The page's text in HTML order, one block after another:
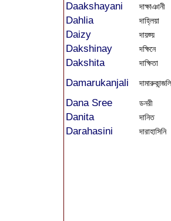
Daakshayani
দাক্ষাঞানী
Dahlia দাহ্লিয়া
Daizy দায়জ্য়
Dakshinay দক্ষিনে
Dakshita দাক্ষিতা
Damarukanjali দামারুকান্জলি
Dana Sree
ডনরী
Danita দানিত
Darahasini দারাহাসিনি